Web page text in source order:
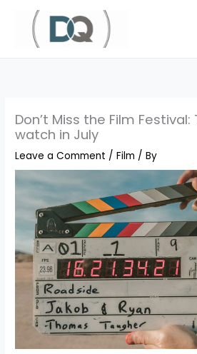
content
Don’t Miss the Film
watch in July
Leave a Comment /Film / By